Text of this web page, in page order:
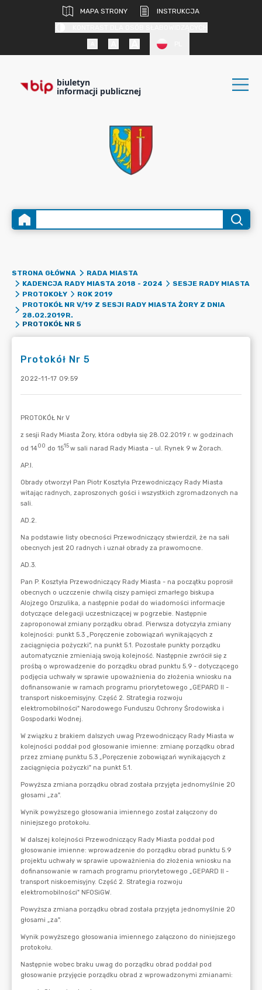
MAPA STRONY
INSTRUKCJA
biuletyn
informacji publicznej
STRONA GŁÓWNA
RADA MIASTA
KADENCJA RADY MIASTA 2018 - 2024
SESJE RADY MIASTA
PROTOKOŁY
ROK 2019
PROTOKÓŁ NR V/19 Z SESJI RADY MIASTA ŻORY Z DNIA
28.02.2019R.
PROTOKÓŁ NR 5
Protokół Nr 5
2022-11-17 09:59